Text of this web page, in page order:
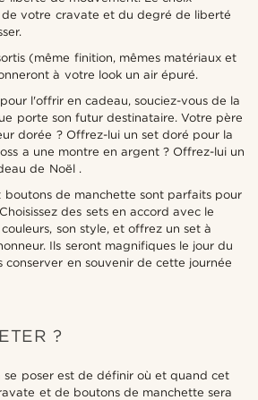
votre cravate et du degré de liberté
(même finition, mêmes matériaux et
à votre look un air épuré.
l'offrir en cadeau, souciez-vous de la
porte son futur destinataire. Votre père
dorée ? Offrez-lui un set doré pour la
a une montre en argent ? Offrez-lui un
de Noël .
boutons de manchette sont parfaits pour
des sets en accord avec le
son style, et offrez un set à
Ils seront magnifiques le jour du
conserver en souvenir de cette journée
?
se poser est de définir où et quand cet
et de boutons de manchette sera